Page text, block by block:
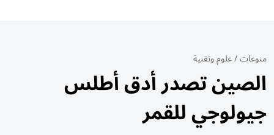
منوعات/علوم وتقنية
الصين تصدر أدق أطلس
جيولوجي للقمر